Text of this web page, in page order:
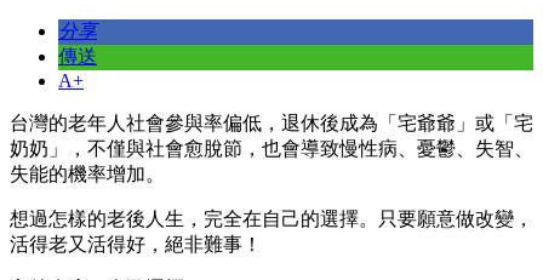
分享
傳送
A+
台灣的老年人社會參與率偏低，退休後成為「宅爺爺」或「宅
奶奶」，不僅與社會愈脫節，也會導致慢性病、憂鬱、失智、
失能的機率增加。
想過怎樣的老後人生，完全在自己的選擇。只要願意做改變，
活得老又活得好，絕非難事！